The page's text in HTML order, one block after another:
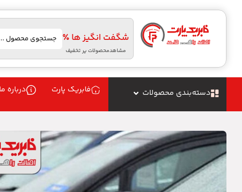
شگفت انگیز ها ٪
مشاهدمحصولات پر تخفیف
دسته‌بندی محصولات فابریک پارت درباره ما